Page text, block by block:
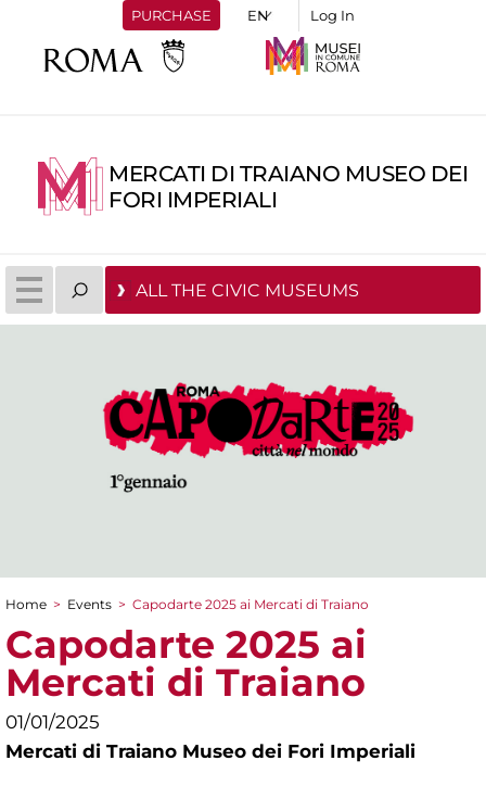
PURCHASE Log In
MERCATI DI TRAIANO MUSEO DEI
FORI IMPERIALI
ALL THE CIVIC MUSEUMS
You are here
Home > Events > Capodarte 2025 ai Mercati di Traiano
Capodarte 2025 ai
Mercati di Traiano
01/01/2025
Mercati di Traiano Museo dei Fori Imperiali